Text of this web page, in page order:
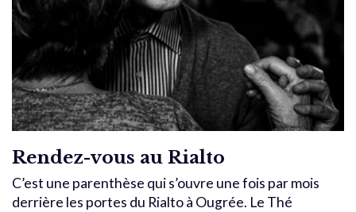
Rendez-vous au Rialto
C’est une parenthèse qui s’ouvre une fois par mois
derrière les portes du Rialto à Ougrée. Le Thé